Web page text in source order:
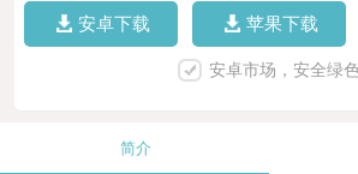
安卓下载 苹果下载
安卓市场，安全绿
简介